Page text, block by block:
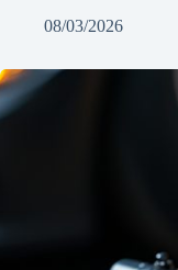
08/03/2026